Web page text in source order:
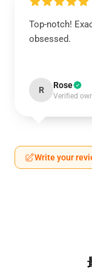
Top-notch!
obsessed.
R Rose
Verified
Write your